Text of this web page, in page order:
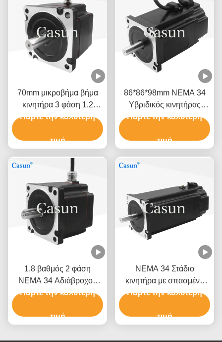
70mm μικροβήμα βήμα
κινητήρα 3 φάση 1.2
βαθμός NEMA 34 2.0N.M
Πάρτε την καλύτερη
τιμή
86*86*98mm NEMA 34
Υβριδικός κινητήρας
βήματος με φρένο για
Πάρτε την καλύτερη
τιμή
1.8 βαθμός 2 φάση
NEMA 34 Αδιάβροχος
κινητήρας βήματος 76
Πάρτε την καλύτερη
τιμή
NEMA 34 Στάδιο
κινητήρα με σπασμένο
καλώδιο 10,6N.m 8 για
Πάρτε την καλύτερη
τιμή